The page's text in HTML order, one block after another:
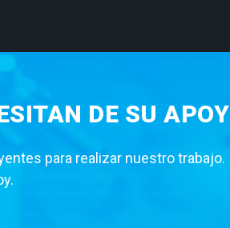
DE SU
para realizar nuestro trabajo.